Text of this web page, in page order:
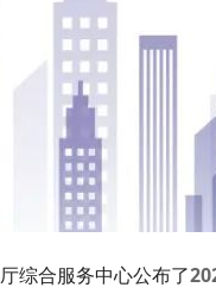
综合服务中心公布了